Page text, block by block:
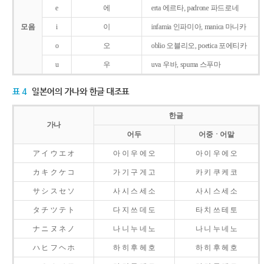
모음
e 에 erta 에르타, padrone 파드로네
i 이 infamia 인파미아, manica 마니카
o 오 oblio 오블리오, poetica 포에티카
u 우 uva 우바, spuma 스푸마
표 4 일본어의 가나와 한글 대조표
가나
한글
어두 어중ㆍ어말
ア イ ウ エ オ 아 이 우 에 오 아 이 우 에 오
カ キ ク ケ コ 가 기 구 게 고 카 키 쿠 케 코
サ シ ス セ ソ 사 시 스 세 소 사 시 스 세 소
タ チ ツ テ ト 다 지 쓰 데 도 타 치 쓰 테 토
ナ ニ ヌ ネ ノ 나 니 누 네 노 나 니 누 네 노
ハ ヒ フ ヘ ホ 하 히 후 헤 호 하 히 후 헤 호